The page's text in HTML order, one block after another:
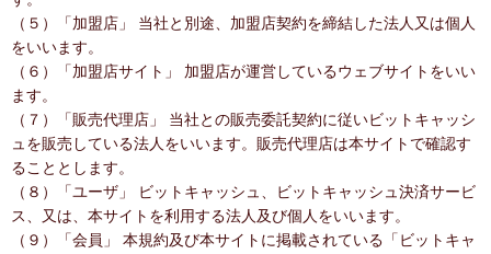
（５）「加盟店」 当社と別途、加盟店契約を締結した法人又は個人
をいいます。
（６）「加盟店サイト」 加盟店が運営しているウェブサイトをいい
ます。
（７）「販売代理店」 当社との販売委託契約に従いビットキャッシ
ュを販売している法人をいいます。販売代理店は本サイトで確認す
ることとします。
（８）「ユーザ」 ビットキャッシュ、ビットキャッシュ決済サービ
ス、又は、本サイトを利用する法人及び個人をいいます。
（９）「会員」 本規約及び本サイトに掲載されている「ビットキャ